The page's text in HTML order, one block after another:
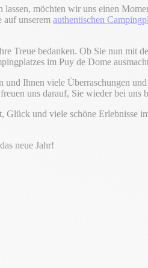
lassen, möchten wir uns einen
auf unserem authentischen
Treue bedanken. Ob Sie nun mit
im Puy de Dome
und Ihnen viele Überraschungen
uns darauf, Sie wieder bei
Glück und viele schöne Erlebnisse
neue Jahr!